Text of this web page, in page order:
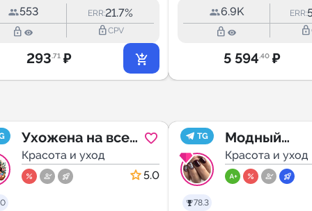
553 ERR:21.7%
lock_outline lock_outlineCPV
293.71 ₽
6.9K ERR:
lock_outline lock_outline
5 594.40 ₽
Ухожена на все
100
Красота и уход
5.0
TG
78.3
Модный
маникюр
Красота и уход